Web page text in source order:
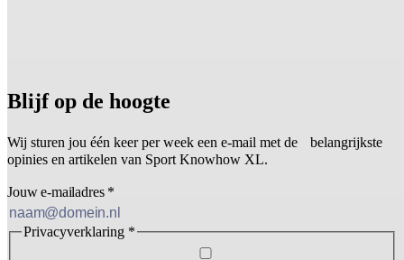
Blijf op de hoogte
Wij sturen jou één keer per week een e-mail met de belangrijkste
opinies en artikelen van Sport Knowhow XL.
Jouw e-mailadres *
Privacyverklaring *